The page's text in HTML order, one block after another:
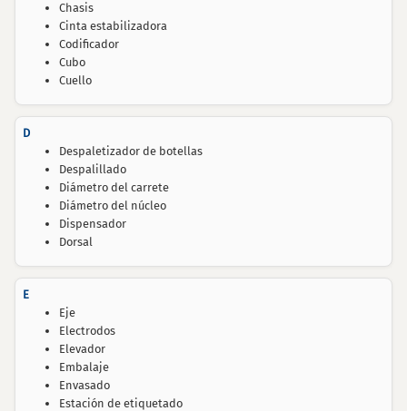
Chasis
Cinta estabilizadora
Codificador
Cubo
Cuello
D
Despaletizador de botellas
Despalillado
Diámetro del carrete
Diámetro del núcleo
Dispensador
Dorsal
E
Eje
Electrodos
Elevador
Embalaje
Envasado
Estación de etiquetado